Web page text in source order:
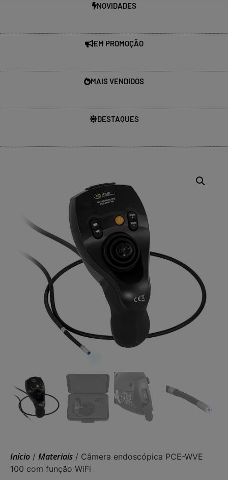
NOVIDADES
EM PROMOÇÃO
MAIS VENDIDOS
DESTAQUES
Início / Materiais / Câmera endoscópica PCE-WVE
100 com função WiFi